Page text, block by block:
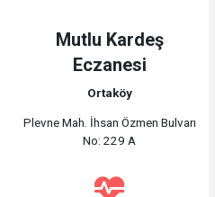
Mutlu Kardeş
Eczanesi
Ortaköy
Plevne Mah. İhsan Özmen Bulvarı
No: 229 A